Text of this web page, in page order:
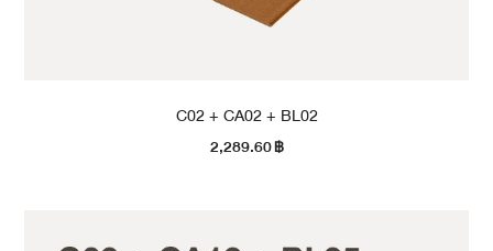
C02 + CA02 + BL02
2,289.60฿